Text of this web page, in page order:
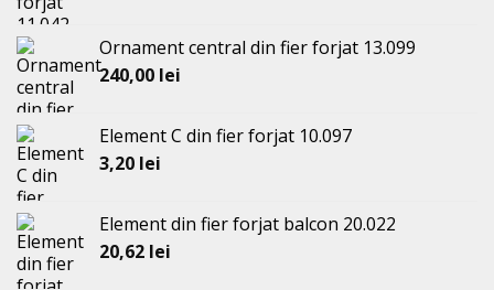
Ornament central din fier forjat 13.099
240,00 lei
Element C din fier forjat 10.097
3,20 lei
Element din fier forjat balcon 20.022
20,62 lei